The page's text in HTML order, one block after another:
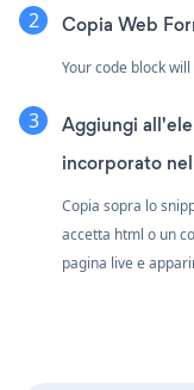
Copia Web
Your code block
Aggiungi
incorporato
Copia sopra lo
accetta html o un
pagina live e